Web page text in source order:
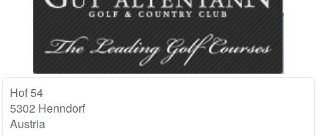
Hof 54
5302 Henndorf
Austria